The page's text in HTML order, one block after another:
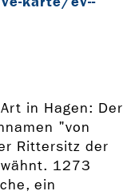
in Hagen: Der
"von
Rittersitz der
1273
ein